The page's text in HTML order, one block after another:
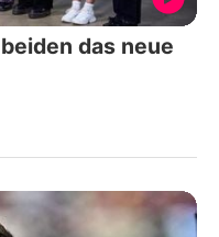
das neue